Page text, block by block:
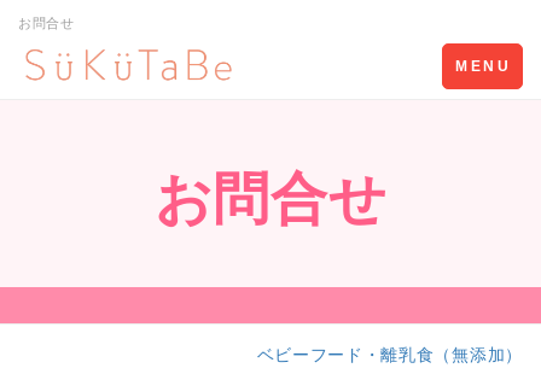
お問合せ
Toggle
navigation
MENU
お問合せ
ベビーフード・離乳食（無添加）